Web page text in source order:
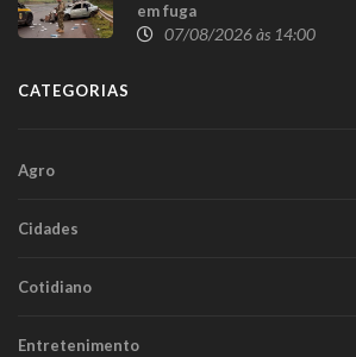
em fuga
07/08/2026 às 14:00
CATEGORIAS
Agro
Cidades
Cotidiano
Entretenimento